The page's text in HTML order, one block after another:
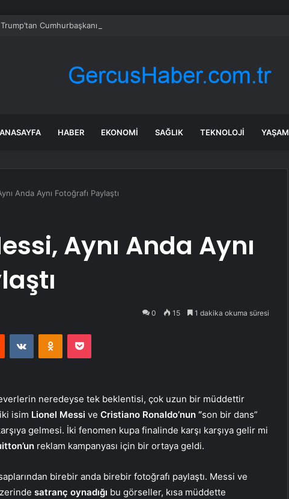
Trump’tan Cumhurbaşkanı Erdoğan’a teşekkür
ANASAYFA HABER EKONOMI SAĞLIK TEKNOLOJI YAŞAM
Anda Aynı Fotoğrafı Paylaştı
Aynı Anda Aynı
0 15 1 dakika okuma süresi
Reddit VKontakteOdnoklassniki
Pocket
neredeyse tek beklentisi, çok uzun bir müddettir
isim Lionel Messi ve Cristiano Ronaldo’nun “son bir dans”
gelmesi. İki fenomen kupa finalinde karşı karşıya gelir mi
reklam kampanyası için bir ortaya geldi.
birebir anda birebir fotoğrafı paylaştı. Messi ve
satranç oynadığı bu görseller, kısa müddette